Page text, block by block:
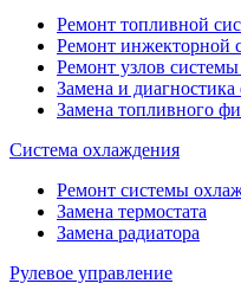
Ремонт топливной
Ремонт инжекторной
Ремонт узлов
Замена и
Замена топливного
Система охлаждения
Ремонт системы
Замена термостата
Замена радиатора
Рулевое управление